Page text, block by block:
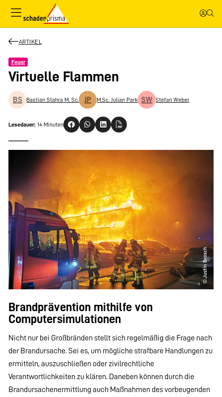
ARTIKEL
Feuer
Virtuelle Flammen
BS Bastian Stahra M. Sc. JP M.Sc. Julian Park SW Stefan Weber
Lesedauer: 14 Minuten
Brandprävention mithilfe von
Computersimulationen
Nicht nur bei Großbränden stellt sich regelmäßig die Frage nach
der Brandursache. Sei es, um mögliche strafbare Handlungen zu
ermitteln, auszuschließen oder zivilrechtliche
Verantwortlichkeiten zu klären. Daneben können durch die
Brandursachenermittlung auch Maßnahmen des vorbeugenden